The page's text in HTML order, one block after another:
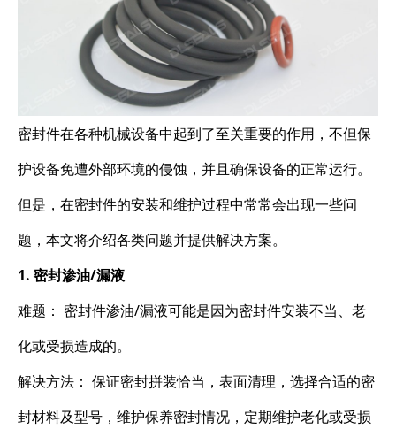
密封件在各种机械设备中起到了至关重要的作用，不但保
护设备免遭外部环境的侵蚀，并且确保设备的正常运行。
但是，在密封件的安装和维护过程中常常会出现一些问
题，本文将介绍各类问题并提供解决方案。
1. 密封渗油/漏液
难题： 密封件渗油/漏液可能是因为密封件安装不当、老
化或受损造成的。
解决方法： 保证密封拼装恰当，表面清理，选择合适的密
封材料及型号，维护保养密封情况，定期维护老化或受损